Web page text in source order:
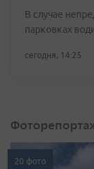
В случае
парковках
сегодня, 14:25
20 фото